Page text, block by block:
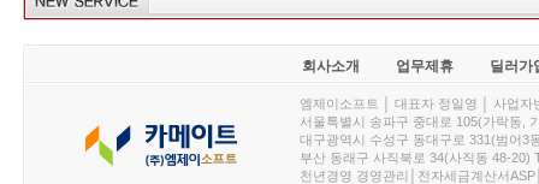
회사소개 업무제휴 딜러가
엠제이소프트 │ 대표자 정일영 │ 사업
서울특별시 송파구 중대로 105(가락동,
대구광역시 수성구 동대구로 331(범어3
부산 동래구 사직북로 34(사직동 48-20)
천년경영 경영관리│전자세금계산서